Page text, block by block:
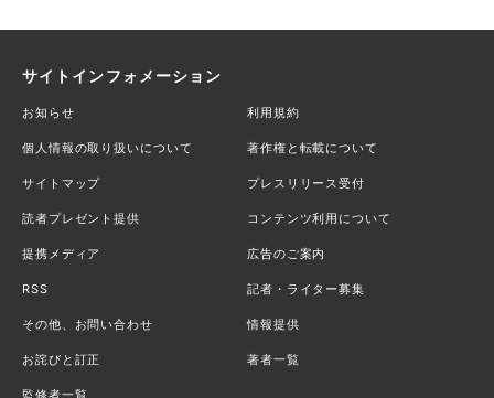
サイトインフォメーション
お知らせ 利用規約
個人情報の取り扱いについて 著作権と転載について
サイトマップ プレスリリース受付
読者プレゼント提供 コンテンツ利用について
提携メディア 広告のご案内
RSS 記者・ライター募集
その他、お問い合わせ 情報提供
お詫びと訂正 著者一覧
監修者一覧